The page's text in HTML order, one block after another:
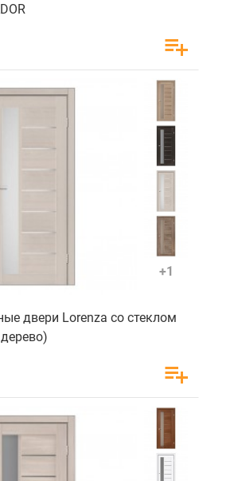
+1
двери Lorenza со стеклом